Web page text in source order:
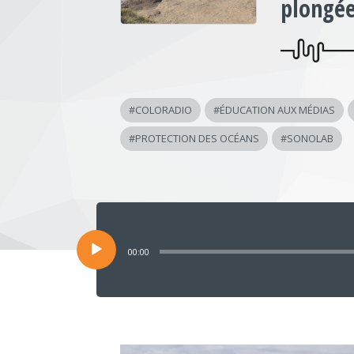
#COLORADIO #ÉDUCATION AUX MÉDIAS
#PROTECTION DES OCÉANS #SONOLAB
Lecteur
00:00